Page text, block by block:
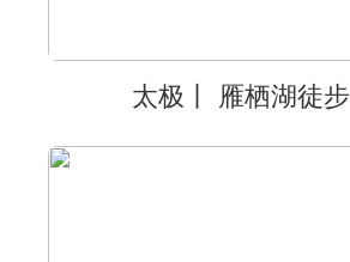
太极丨 雁栖湖徒步